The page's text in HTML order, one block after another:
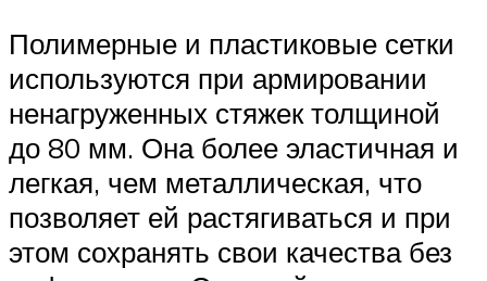
Полимерные и пластиковые сетки
используются при армировании
ненагруженных стяжек толщиной
до 80 мм. Она более эластичная и
легкая, чем металлическая, что
позволяет ей растягиваться и при
этом сохранять свои качества без